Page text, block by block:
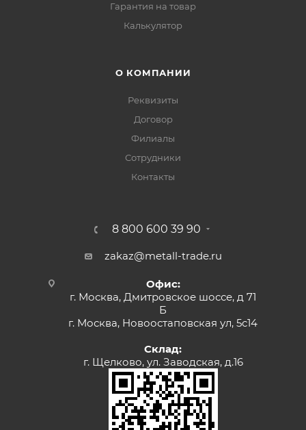
Гарантия на товар
Калькулятор
О КОМПАНИИ
Реквизиты
Договор
Филиалы
Сотрудники
Контакты
8 800 600 39 90
zakaz@metall-trade.ru
Офис:
г. Москва, Дмитровское шоссе, д 71
Б
г. Москва, Новоостаповская ул, 5с14
Склад:
г. Щелково, ул. Заводская, д.16